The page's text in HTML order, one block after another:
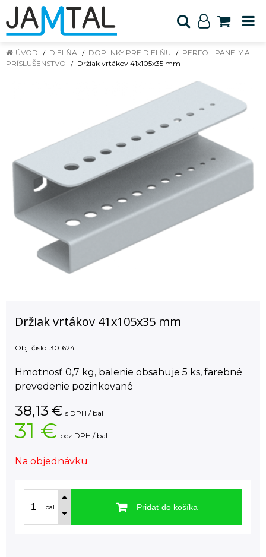
ÚVOD DIELŇA DOPLNKY PRE DIELŇU
PERFO - PANELY A
PRÍSLUŠENSTVO
Držiak vrtákov 41x105x35 mm
Držiak vrtákov 41x105x35 mm
Obj. čislo: 301624
Hmotnosť 0,7 kg, balenie obsahuje 5 ks, farebné
prevedenie pozinkované
38,13 € s DPH / bal
31 € bez DPH / bal
Na objednávku
bal Pridať do košíka